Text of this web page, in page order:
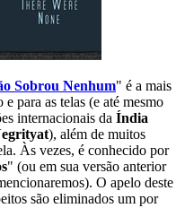
Sobrou Nenhum" é a mais
para as telas (e até mesmo
internacionais da Índia
), além de muitos
Às vezes, é conhecido por
" (ou em sua versão anterior
O apelo deste
são eliminados um por